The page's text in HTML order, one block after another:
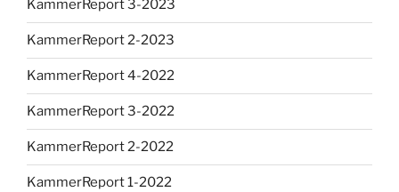
KammerReport 3-2023
KammerReport 2-2023
KammerReport 4-2022
KammerReport 3-2022
KammerReport 2-2022
KammerReport 1-2022